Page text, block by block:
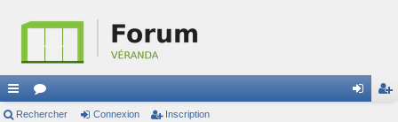
ac or
Rechercher Connexion Inscription